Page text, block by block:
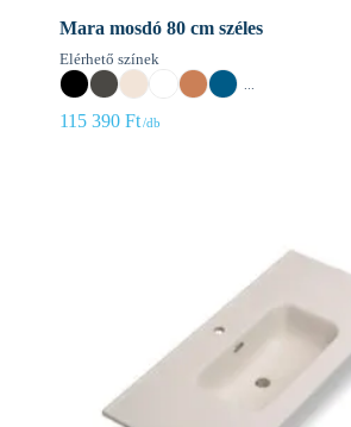
Mara mosdó 80 cm széles
Elérhető színek
115 390 Ft